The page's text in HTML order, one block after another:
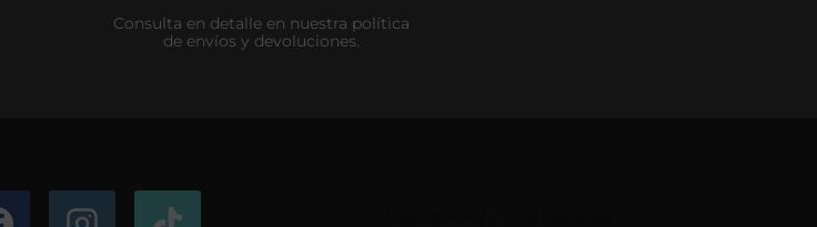
Consulta en detalle en nuestra política
de envíos y devoluciones.